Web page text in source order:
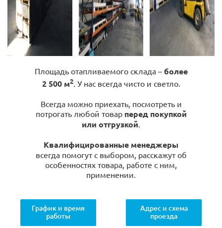
Площадь отапливаемого склада – более
2 500 м2. У нас всегда чисто и светло.
Всегда можно приехать, посмотреть и
потрогать любой товар перед покупкой
или отгрузкой.
Квалифицированные менеджеры
всегда помогут с выбором, расскажут об
особенностях товара, работе с ним,
применении.
График и время
работы
Адрес и схема
проезда